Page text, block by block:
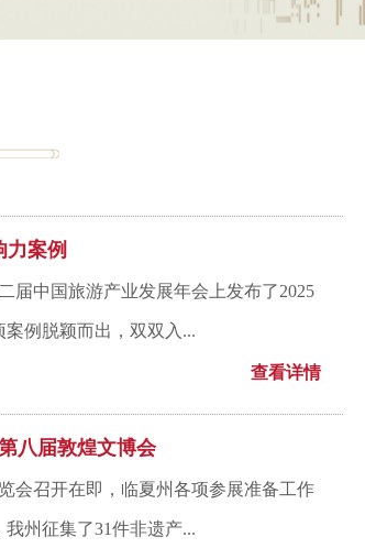
力案例
届中国旅游产业发展年会上发布了2025
例脱颖而出，双双入...
查看详情
八届敦煌文博会
会召开在即，临夏州各项参展准备工作
州征集了31件非遗产...